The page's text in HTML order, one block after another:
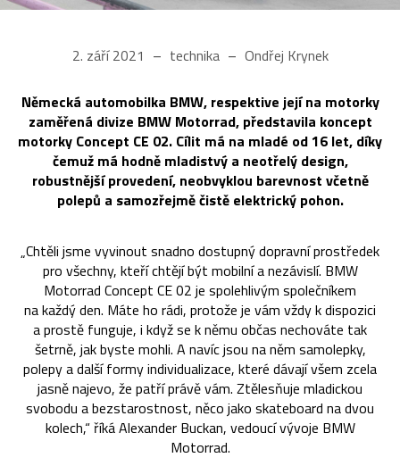
2. září 2021 technika Ondřej Krynek
Německá automobilka BMW, respektive její na motorky
zaměřená divize BMW Motorrad, představila koncept
motorky Concept CE 02. Cílit má na mladé od 16 let, díky
čemuž má hodně mladistvý a neotřelý design,
robustnější provedení, neobvyklou barevnost včetně
polepů a samozřejmě čistě elektrický pohon.
„Chtěli jsme vyvinout snadno dostupný dopravní prostředek
pro všechny, kteří chtějí být mobilní a nezávislí. BMW
Motorrad Concept CE 02 je spolehlivým společníkem
na každý den. Máte ho rádi, protože je vám vždy k dispozici
a prostě funguje, i když se k němu občas nechováte tak
šetrně, jak byste mohli. A navíc jsou na něm samolepky,
polepy a další formy individualizace, které dávají všem zcela
jasně najevo, že patří právě vám. Ztělesňuje mladickou
svobodu a bezstarostnost, něco jako skateboard na dvou
kolech,“ říká Alexander Buckan, vedoucí vývoje BMW
Motorrad.